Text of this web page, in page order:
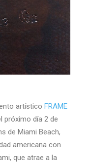
artístico FRAME
próximo día 2 de
de Miami Beach,
americana con
que atrae a la